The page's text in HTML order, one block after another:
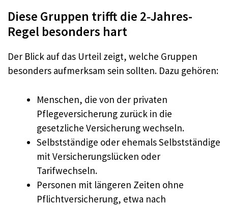
Diese Gruppen trifft die 2‑Jahres-
Regel besonders hart
Der Blick auf das Urteil zeigt, welche Gruppen
besonders aufmerksam sein sollten. Dazu gehören:
Menschen, die von der privaten
Pflegeversicherung zurück in die
gesetzliche Versicherung wechseln.
Selbstständige oder ehemals Selbstständige
mit Versicherungslücken oder
Tarifwechseln.
Personen mit längeren Zeiten ohne
Pflichtversicherung, etwa nach